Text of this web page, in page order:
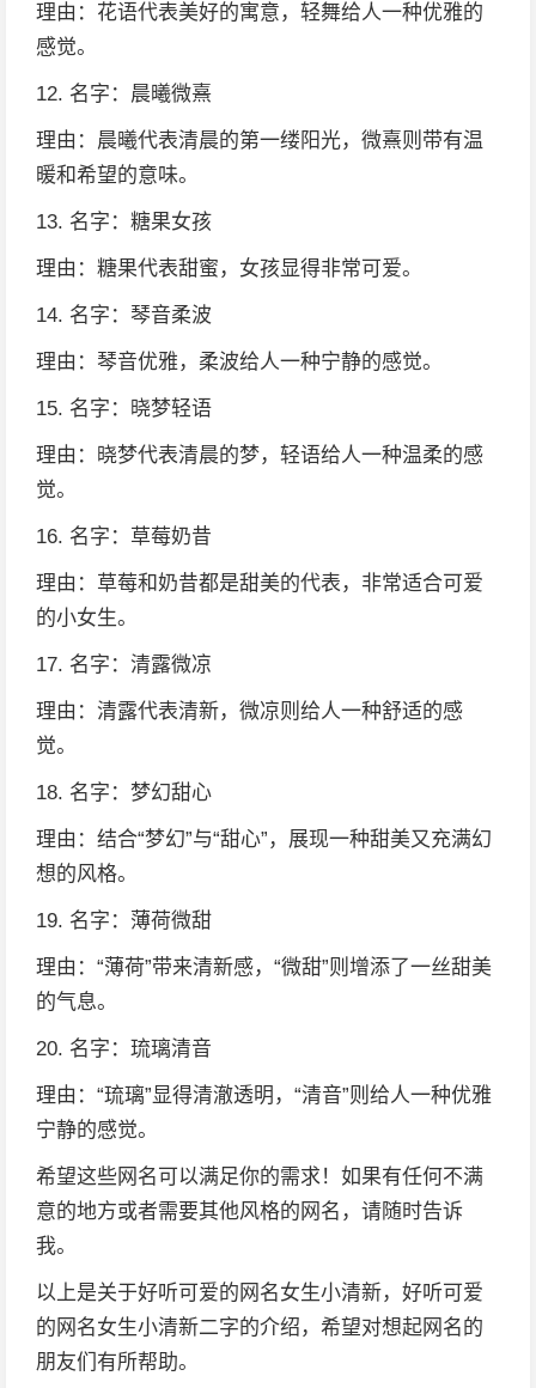
理由：花语代表美好的寓意，轻舞给人一种优雅的
感觉。
12. 名字：晨曦微熹
理由：晨曦代表清晨的第一缕阳光，微熹则带有温
暖和希望的意味。
13. 名字：糖果女孩
理由：糖果代表甜蜜，女孩显得非常可爱。
14. 名字：琴音柔波
理由：琴音优雅，柔波给人一种宁静的感觉。
15. 名字：晓梦轻语
理由：晓梦代表清晨的梦，轻语给人一种温柔的感
觉。
16. 名字：草莓奶昔
理由：草莓和奶昔都是甜美的代表，非常适合可爱
的小女生。
17. 名字：清露微凉
理由：清露代表清新，微凉则给人一种舒适的感
觉。
18. 名字：梦幻甜心
理由：结合“梦幻”与“甜心”，展现一种甜美又充满幻
想的风格。
19. 名字：薄荷微甜
理由：“薄荷”带来清新感，“微甜”则增添了一丝甜美
的气息。
20. 名字：琉璃清音
理由：“琉璃”显得清澈透明，“清音”则给人一种优雅
宁静的感觉。
希望这些网名可以满足你的需求！如果有任何不满
意的地方或者需要其他风格的网名，请随时告诉
我。
以上是关于好听可爱的网名女生小清新，好听可爱
的网名女生小清新二字的介绍，希望对想起网名的
朋友们有所帮助。